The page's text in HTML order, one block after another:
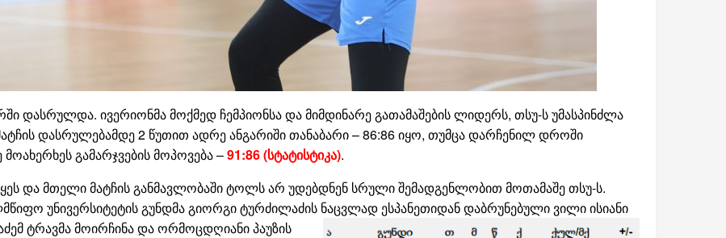
დასრულდა. ივერიონმა მოქმედ ჩემპიონსა და მიმდინარე გათამაშების ლიდერს, თსუ-ს უმასპინძლა
დასრულებამდე 2 წუთით ადრე ანგარიში თანაბარი – 86:86 იყო, თუმცა დარჩენილ დროში
გამარჯვების მოპოვება –91:86 (სტატისტიკა).
და მთელი მატჩის განმავლობაში ტოლს არ უდებდნენ სრული შემადგენლობით მოთამაშე თსუ-ს.
უნივერსიტეტის გუნდმა გიორგი ტურძილაძის ნაცვლად ესპანეთიდან დაბრუნებული ვილი ისიანი
ტრავმა მოირჩინა და ორმოცდღიანი პაუზის